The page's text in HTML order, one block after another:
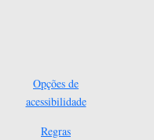
Opções de
acessibilidade
Regras